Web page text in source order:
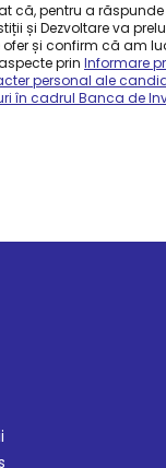
că, pentru a
și Dezvoltare va
ofer și confirm că am
prin Informare
personal ale
în cadrul Banca de